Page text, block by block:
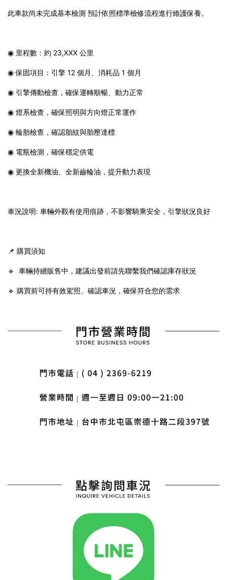
此車款尚未完成基本檢測 預計依照標準檢修流程進行維護保養。
◉ 里程數：約 23,XXX 公里
◉ 保固項目：引擎 12 個月、消耗品 1 個月
◉ 引擎傳動檢查，確保運轉順暢、動力正常
◉ 燈系檢查，確保照明與方向燈正常運作
◉ 輪胎檢查，確認胎紋與胎壓達標
◉ 電瓶檢測，確保穩定供電
◉ 更換全新機油、全新齒輪油，提升動力表現
車況說明: 車輛外觀有使用痕跡，不影響騎乘安全，引擎狀況良好
📌 購買須知
🔹 車輛持續販售中，建議出發前請先聯繫我們確認庫存狀況
🔹 購買前可持有效駕照、確認車況，確保符合您的需求